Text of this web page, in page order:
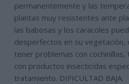
permanentemente y las
plantas muy resistentes ante
las babosas y los caracoles
desperfectos en su vegetación,
tener problemas con
con productos insecticidas
tratamiento. DIFICULTAD BAJA.